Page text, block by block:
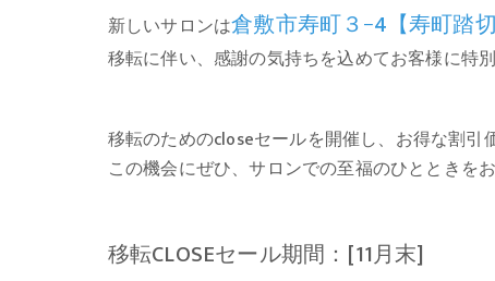
新しいサロンは倉敷市寿町３−4【寿町踏
移転に伴い、感謝の気持ちを込めてお客様に特
移転のためのcloseセールを開催し、お得な割引
この機会にぜひ、サロンでの至福のひとときを
移転CLOSEセール期間：[11月末]